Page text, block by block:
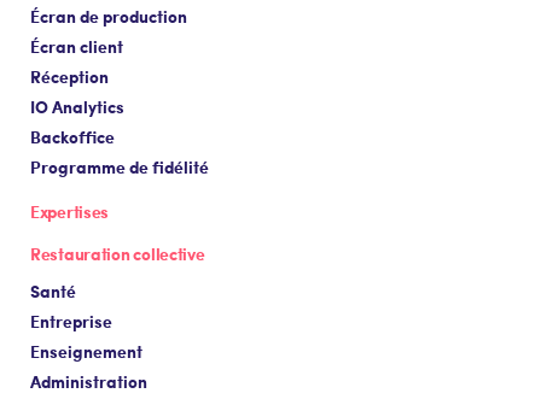
Écran de production
Écran client
Réception
IO Analytics
Backoffice
Programme de fidélité
Expertises
Restauration collective
Santé
Entreprise
Enseignement
Administration